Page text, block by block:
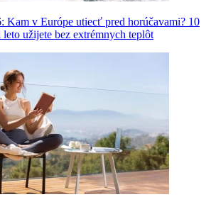
Kam v Európe utiecť pred horúčavami? 10
leto užijete bez extrémnych teplôt